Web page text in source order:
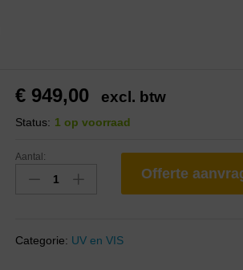
€ 949,00 excl. btw
Status: 1 op voorraad
Aantal:
Offerte
Categorie: UV en VIS